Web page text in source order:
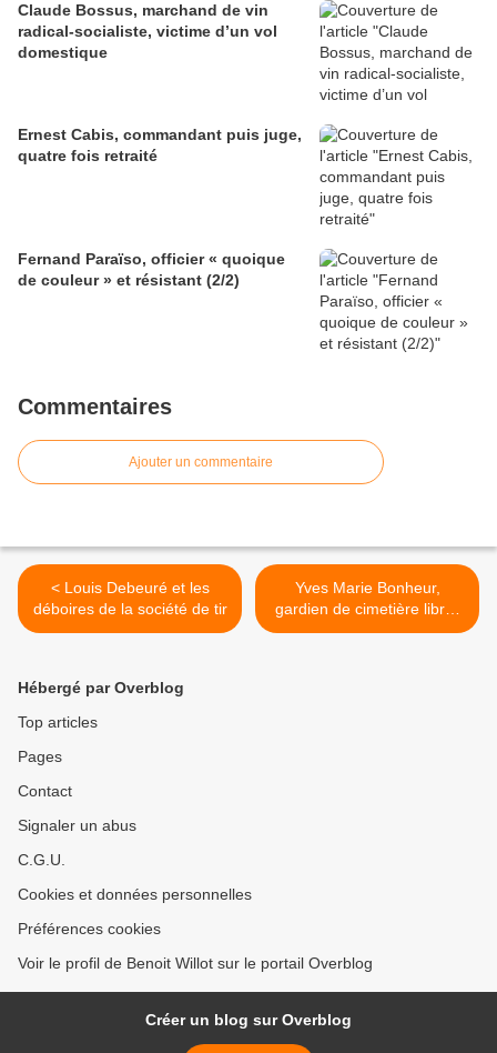
Claude Bossus, marchand de vin
radical-socialiste, victime d’un vol
domestique
Ernest Cabis, commandant puis juge,
quatre fois retraité
Fernand Paraïso, officier « quoique
de couleur » et résistant (2/2)
Commentaires
Ajouter un commentaire
< Louis Debeuré et les
déboires de la société de tir
Yves Marie Bonheur,
gardien de cimetière libre-
penseur >
Hébergé par Overblog
Top articles
Pages
Contact
Signaler un abus
C.G.U.
Cookies et données personnelles
Préférences cookies
Voir le profil de Benoit Willot sur le portail Overblog
Créer un blog sur Overblog